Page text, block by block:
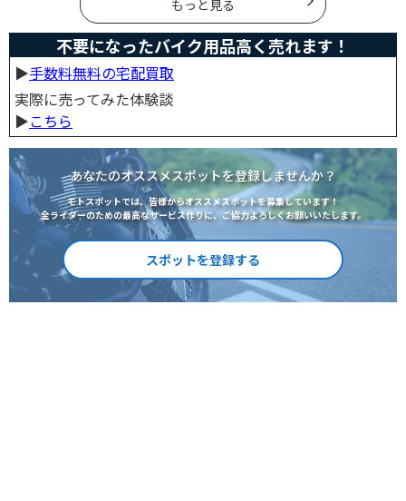
もっと見る
不要になったバイク用品高く売れます！
▶︎手数料無料の宅配買取
実際に売ってみた体験談
▶︎こちら
あなたのオススメスポットを登録しませんか？
モトスポットでは、皆様からオススメスポットを募集しています！
全ライダーのための最高なサービス作りに、ご協力よろしくお願いいたします。
スポットを登録する